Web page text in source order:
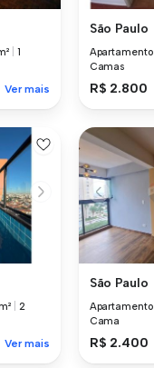
1
Ver mais
São Paulo
Apartamento
Camas
R$ 2.800
2
Ver mais
São Paulo
Apartamento
Cama
R$ 2.400